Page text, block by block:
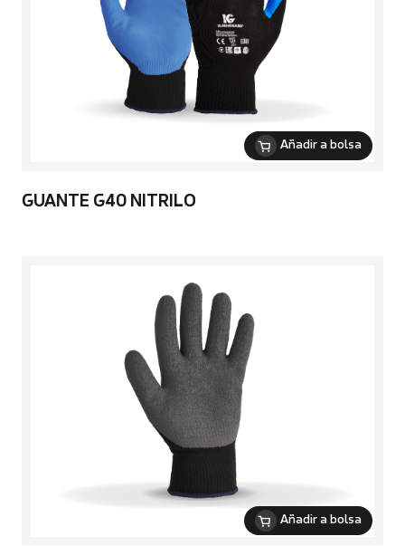
Añadir a bolsa
GUANTE G40 NITRILO
Añadir a bolsa